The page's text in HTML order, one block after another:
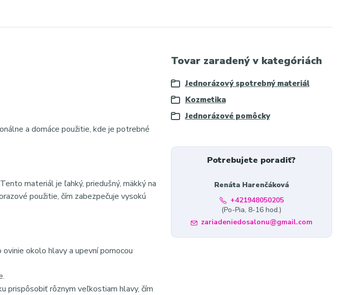
a domáce použitie, kde je potrebné
materiál je ľahký, priedušný, mäkký na
použitie, čím zabezpečuje vysokú
okolo hlavy a upevní pomocou
prispôsobiť rôznym veľkostiam hlavy, čím
Tovar zaradený v kategóriách
Jednorázový spotrebný materiál
Kozmetika
Jednorázové pomôcky
Potrebujete poradiť?
Renáta Harenčáková
+421948050205
(Po-Pia, 8-16 hod.)
zariadeniedosalonu@gmail.com